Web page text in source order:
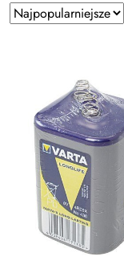
Zastosowano
sortowanie:
Sortuj
według